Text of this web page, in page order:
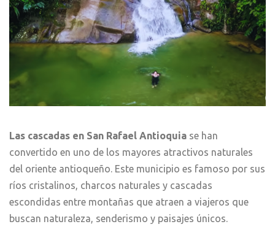
Las cascadas en San Rafael Antioquia se han
convertido en uno de los mayores atractivos naturales
del oriente antioqueño. Este municipio es famoso por sus
ríos cristalinos, charcos naturales y cascadas
escondidas entre montañas que atraen a viajeros que
buscan naturaleza, senderismo y paisajes únicos.